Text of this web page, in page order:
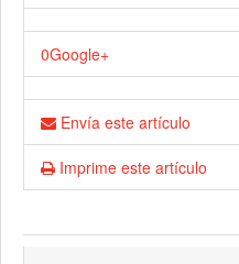
0Google+
Envía este artículo
Imprime este artículo